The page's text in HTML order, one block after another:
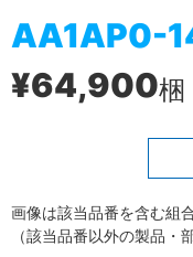
AA1AP0-
¥64,900梱
画像は該当品番を含む組
（該当品番以外の製品・